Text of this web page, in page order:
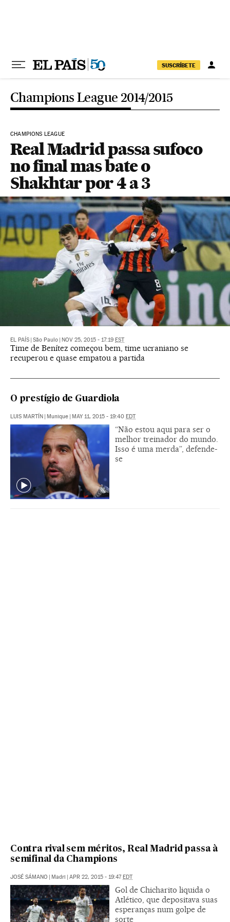
SUSCRÍBETE
Champions League 2014/2015
CHAMPIONS LEAGUE
Real Madrid passa sufoco
no final mas bate o
Shakhtar por 4 a 3
EL PAÍS São Paulo NOV 25, 2015 - 17:19 EST
Time de Benítez começou bem, time ucraniano se
recuperou e quase empatou a partida
O prestígio de Guardiola
LUIS MARTÍN Munique MAY 11, 2015 - 19:40 EDT
“Não estou aqui para ser o
melhor treinador do mundo.
Isso é uma merda”, defende-
se
Contra rival sem méritos, Real Madrid passa à
semifinal da Champions
JOSÉ SÁMANO Madri APR 22, 2015 - 19:47 EDT
Gol de Chicharito liquida o
Atlético, que depositava suas
esperanças num golpe de
sorte